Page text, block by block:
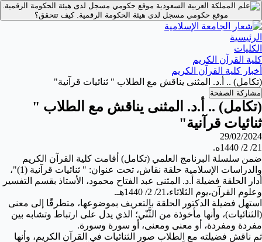
موقع حكومي مسجل لدى هيئة الحكومة الرقمية.
موقع حكومي مسجل لدى هيئة الحكومة الرقمية.كيف تتحقق؟
الرئيسية
الكليات
كلية القرآن الكريم
أخبار كلية القرآن الكريم
(تكامل) .. أ.د. المثنى يناقش مع الطلاب " ثنائيات قرآنية"
مشاركة الصفحة
(تكامل) .. أ.د. المثنى يناقش مع الطلاب "
ثنائيات قرآنية"
29/02/2024
21/ 2/ 1440ه.
ضمن سلسلة البرنامج العلمي (تكامل) أقامت كلية القرآن الكريم
والدراسات الإسلامية حلقة نقاش، تحت عنوان: " ثنائيات قرآنية (1)"
،
أدار الحلقة فضيلة أ.د. المثنى عبد الفتاح محمود، الأستاذ بقسم التفسير
وعلوم القرآن،يوم الثلاثاء، 21/ 2/ 1440هـ.
استهل فضيلة الدكتور الحلقة بالتعريف بموضوعها، متطرقًا إلى معنى
(الثنائيات)، وأنها مأخوذة من الثَّنْي؛ الذي يدل على ارتباط وتشابه بين
مفردة ومفردة، أو معنى ومعنى، أو سورة وسورة.
ثم ناقش فضيلته مع الطلاب صور الثنائيات في القرآن الكريم، وأنها